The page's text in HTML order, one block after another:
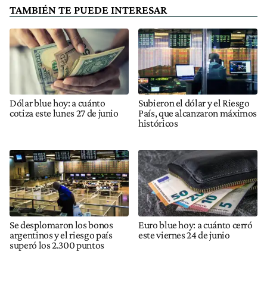
TAMBIÉN TE PUEDE INTERESAR
Dólar blue hoy: a cuánto
cotiza este lunes 27 de junio
Subieron el dólar y el Riesgo
País, que alcanzaron máximos
históricos
Se desplomaron los bonos
argentinos y el riesgo país
superó los 2.300 puntos
Euro blue hoy: a cuánto cerró
este viernes 24 de junio